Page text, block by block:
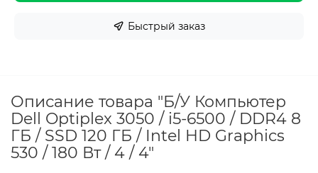
Быстрый заказ
Описание товара "Б/У Компьютер
Dell Optiplex 3050 / i5-6500 / DDR4 8
ГБ / SSD 120 ГБ / Intel HD Graphics
530 / 180 Вт / 4 / 4"